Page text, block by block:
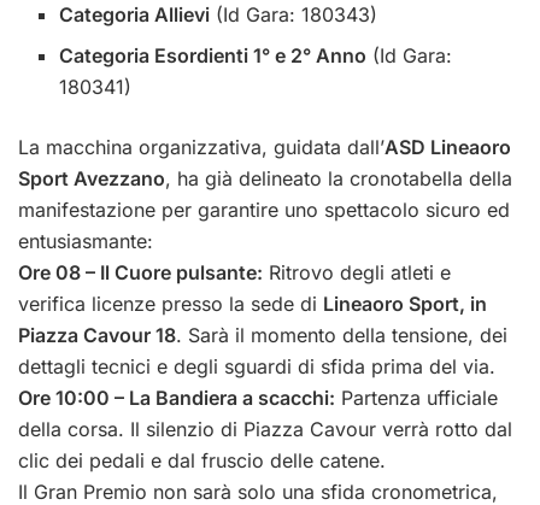
Categoria Allievi (Id Gara: 180343)
Categoria Esordienti 1° e 2° Anno (Id Gara:
180341)
La macchina organizzativa, guidata dall’ASD Lineaoro
Sport Avezzano, ha già delineato la cronotabella della
manifestazione per garantire uno spettacolo sicuro ed
entusiasmante:
Ore 08 – Il Cuore pulsante: Ritrovo degli atleti e
verifica licenze presso la sede di Lineaoro Sport, in
Piazza Cavour 18. Sarà il momento della tensione, dei
dettagli tecnici e degli sguardi di sfida prima del via.
Ore 10:00 – La Bandiera a scacchi: Partenza ufficiale
della corsa. Il silenzio di Piazza Cavour verrà rotto dal
clic dei pedali e dal fruscio delle catene.
Il Gran Premio non sarà solo una sfida cronometrica,